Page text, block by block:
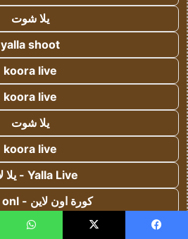
يلا شوت
yalla shoot
koora live
koora live
يلا شوت
koora live
Yalla Live - يلا لايف
كورة اون لاين - koora onl
يلا كورة - yallakora